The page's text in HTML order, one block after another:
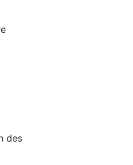
des